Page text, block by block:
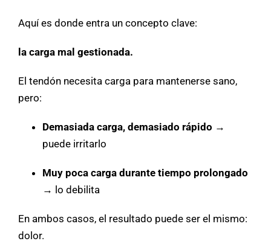
Aquí es donde entra un concepto clave:
la carga mal gestionada.
El tendón necesita carga para mantenerse sano,
pero:
Demasiada carga, demasiado rápido →
puede irritarlo
Muy poca carga durante tiempo prolongado
→ lo debilita
En ambos casos, el resultado puede ser el mismo:
dolor.